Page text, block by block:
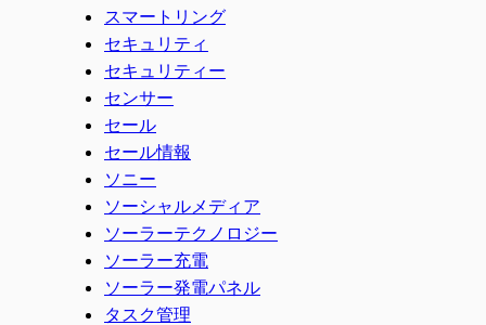
スマートリング
セキュリティ
セキュリティー
センサー
セール
セール情報
ソニー
ソーシャルメディア
ソーラーテクノロジー
ソーラー充電
ソーラー発電パネル
タスク管理